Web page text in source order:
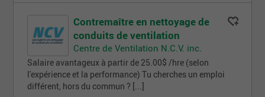
Contremaître en nettoyage de
conduits de ventilation
Centre de Ventilation N.C.V. inc.
Salaire avantageux à partir de 25.00$ /hre (selon
l'expérience et la performance) Tu cherches un emploi
différent, hors du commun ? [...]